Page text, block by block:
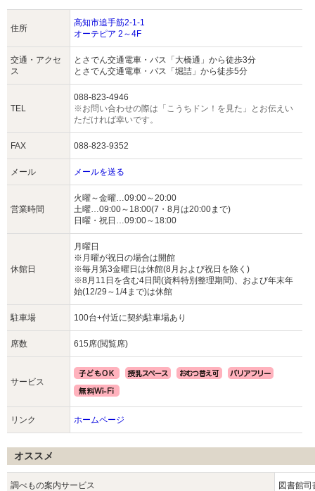
住所
高知市追手筋2-1-1
オーテピア 2～4F
交通・アクセ
ス
とさでん交通電車・バス「大橋通」から徒歩3分
とさでん交通電車・バス「堀詰」から徒歩5分
TEL
088-823-4946
※お問い合わせの際は「こうちドン！を見た」とお伝えい
ただければ幸いです。
FAX 088-823-9352
メール メールを送る
営業時間
火曜～金曜…09:00～20:00
土曜…09:00～18:00(7・8月は20:00まで)
日曜・祝日…09:00～18:00
休館日
月曜日
※月曜が祝日の場合は開館
※毎月第3金曜日は休館(8月および祝日を除く)
※8月11日を含む4日間(資料特別整理期間)、および年末年
始(12/29～1/4まで)は休館
駐車場 100台+付近に契約駐車場あり
席数 615席(閲覧席)
サービス
リンク ホームページ
オススメ
調べもの案内サービス 図書館